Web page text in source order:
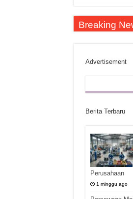
Breaking
Advertisement
Berita Terbaru
Perusahaan
1 minggu ago